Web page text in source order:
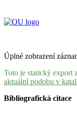
Úplné zobrazení
Toto je statický export
aktuální podobu v
Bibliografická citace